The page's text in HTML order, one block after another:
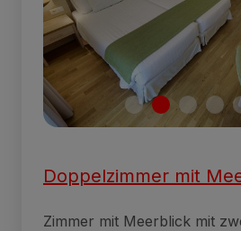
Doppelzimmer mit
Zimmer mit Meerblick mit